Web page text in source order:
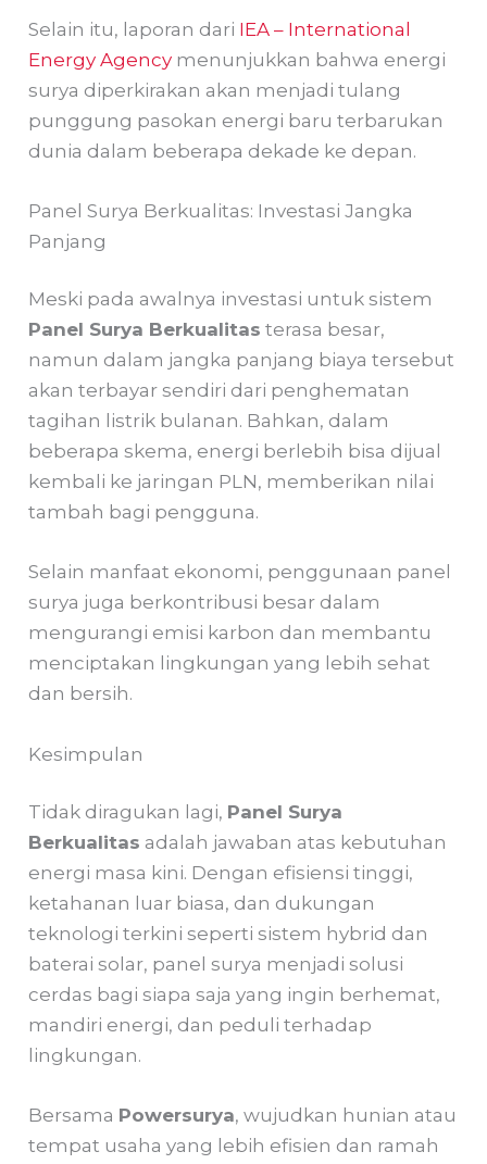
Selain itu, laporan dari IEA – International
Energy Agency menunjukkan bahwa energi
surya diperkirakan akan menjadi tulang
punggung pasokan energi baru terbarukan
dunia dalam beberapa dekade ke depan.
Panel Surya Berkualitas: Investasi Jangka
Panjang
Meski pada awalnya investasi untuk sistem
Panel Surya Berkualitas terasa besar,
namun dalam jangka panjang biaya tersebut
akan terbayar sendiri dari penghematan
tagihan listrik bulanan. Bahkan, dalam
beberapa skema, energi berlebih bisa dijual
kembali ke jaringan PLN, memberikan nilai
tambah bagi pengguna.
Selain manfaat ekonomi, penggunaan panel
surya juga berkontribusi besar dalam
mengurangi emisi karbon dan membantu
menciptakan lingkungan yang lebih sehat
dan bersih.
Kesimpulan
Tidak diragukan lagi, Panel Surya
Berkualitas adalah jawaban atas kebutuhan
energi masa kini. Dengan efisiensi tinggi,
ketahanan luar biasa, dan dukungan
teknologi terkini seperti sistem hybrid dan
baterai solar, panel surya menjadi solusi
cerdas bagi siapa saja yang ingin berhemat,
mandiri energi, dan peduli terhadap
lingkungan.
Bersama Powersurya, wujudkan hunian atau
tempat usaha yang lebih efisien dan ramah